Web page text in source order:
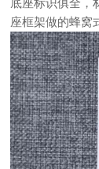
底座标识俱全，
座框架做的蜂窝